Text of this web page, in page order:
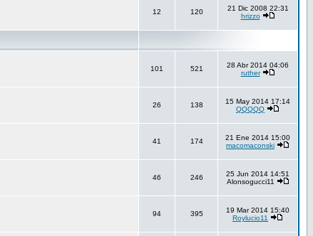
12 120
21 Dic 2008 22:31
hrizzo
101 521
28 Abr 2014 04:06
ruther
26 138
15 May 2014 17:14
QQQQQ
41 174
21 Ene 2014 15:00
macomaconski
46 246
25 Jun 2014 14:51
Alonsogucci11
94 395
19 Mar 2014 15:40
Roylucio11